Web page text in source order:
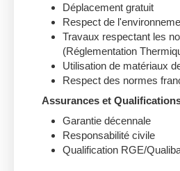
Déplacement gratuit
Respect de
Travaux respectant les
(Réglementation
Utilisation de matériaux
Respect des normes
Assurances et
Garantie décennale
Responsabilité civile
Qualification RGE/